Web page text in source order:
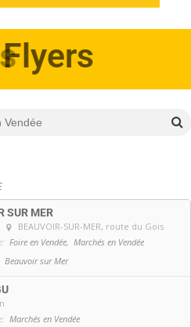
SUR MER
BEAUVOIR-SUR-MER, route du Gois
Foire en Vendée, Marchés en Vendée
Beauvoir sur Mer
Marchés en Vendée